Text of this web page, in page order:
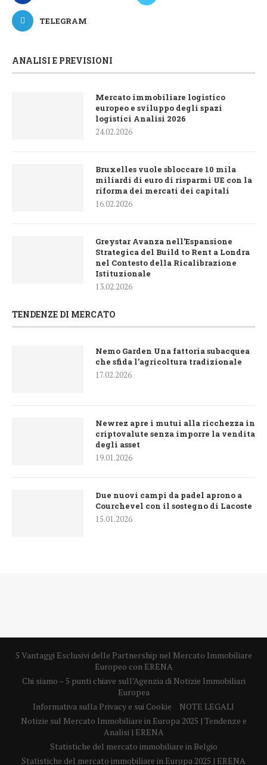
TELEGRAM
ANALISI E PREVISIONI
Mercato immobiliare logistico
europeo e sviluppo degli spazi
logistici Analisi 2026
24.02.2026
Bruxelles vuole sbloccare 10 mila
miliardi di euro di risparmi UE con la
riforma dei mercati dei capitali
16.02.2026
Greystar Avanza nell’Espansione
Strategica del Build to Rent a Londra
nel Contesto della Ricalibrazione
Istituzionale
13.02.2026
TENDENZE DI MERCATO
Nemo Garden Una fattoria subacquea
che sfida l’agricoltura tradizionale
17.02.2026
Newrez apre i mutui alla ricchezza in
criptovalute senza imporre la vendita
degli asset
19.01.2026
Due nuovi campi da padel aprono a
Courchevel con il sostegno di Lacoste
15.01.2026
5 Vantaggi Esclusivi delle Partnership nel Mercato Immobiliare
Europeo con ERENA
Chi siamo – 5 punti chiave sull’Agenzia di Notizie Immobiliari
Europea
Informativa sulla Privacy e sui Cookie
NOTE LEGALI
Notizie sul Mercato Immobiliare in Europa 2025 | Tendenze e
Analisi | ERENA
Statistiche del mercato immobiliare in Belgio
Statistiche del mercato immobiliare in Europa 2025 | ERENA